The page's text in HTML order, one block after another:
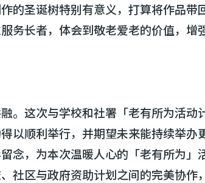
的圣诞树特别有意义，打算将作品带
务长者，体会到敬老爱老的价值，增
。这次与学校和社署「老有所为活动
以顺利举行，并期望未来能持续举办
，为本次温暖人心的「老有所为」
社区与政府资助计划之间的完美协作